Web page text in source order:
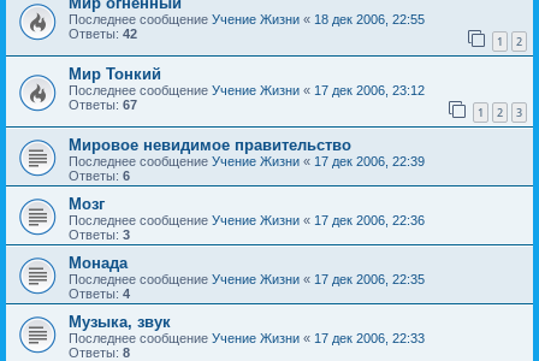
Последнее сообщение Учение Жизни « 18 дек 2006, 22:55
Ответы: 42 1 2
Мир Тонкий
Последнее сообщение Учение Жизни « 17 дек 2006, 23:12
Ответы: 67 1 2 3
Мировое невидимое правительство
Последнее сообщение Учение Жизни « 17 дек 2006, 22:39
Ответы: 6
Мозг
Последнее сообщение Учение Жизни « 17 дек 2006, 22:36
Ответы: 3
Монада
Последнее сообщение Учение Жизни « 17 дек 2006, 22:35
Ответы: 4
Музыка, звук
Последнее сообщение Учение Жизни « 17 дек 2006, 22:33
Ответы: 8